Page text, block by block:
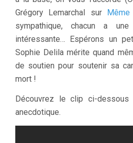
Grégory Lemarchal sur
sympathique, chacun a
intéressante… Espérons un
Sophie Delila mérite quand
de soutien pour soutenir sa
mort !
Découvrez le clip ci-
anecdotique.